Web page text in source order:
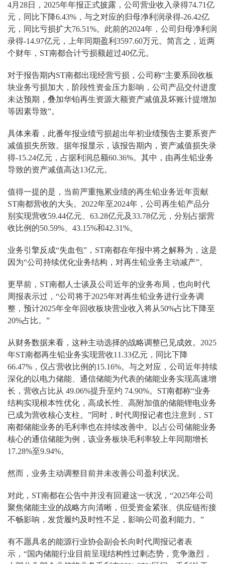
4月28日，2025年年报正式披露，公司营业收入录得74.71亿
元，同比下降6.43%，与之对应的归母净利润录得-26.42亿
元，同比亏损扩大76.51%。此前的2024年，公司归母净利润
录得-14.97亿元，上年同期盈利3597.60万元。简言之，近两
个财年，ST南都合计亏损额超过40亿元。
对于报告期内ST南都出现经营亏损，公司称“主要系回收板
块业务亏损加大，阶段性资金压力影响，公司产品交付进度
未达预期，叠加华铂再生资源大额资产减值及坏账计提增加
等因素导致”。
具体来看，此番年报业绩亏损超出年初业绩预告主要系资产
减值损失所致。据年报显示，该报告期内，资产减值损失录
得-15.24亿元，占据利润总额60.36%。其中，由再生铅业务
导致的资产减值高达13亿元。
值得一提的是，当前严重拖累业绩的再生铅业务近年贡献
ST南都营收的大头。2022年至2024年，公司再生铅产品分
别实现营收59.44亿元、63.28亿元及33.78亿元，分别占据营
收比例的50.59%、43.15%和42.31%。
业务引擎反成“失血包”，ST南都在年报中将之解释为，这是
因为“公司持续优化业务结构，对再生铅业务主动减产”。
更早前，ST南都人士谈及公司近年的业务布局，也向时代
周报表示过，“公司将于2025年对再生铅业务进行业务调
整，预计2025年全年回收板块营业收入将从50%占比下降至
20%占比。”
从财务数据来看，这种主动选择的战略调整已见成效。2025
年ST南都再生铅业务实现营收11.33亿元，同比下降
66.47%，仅占营收比例的15.16%。与之对应，公司近年持续
深化的以电力储能、通信储能为代表的储能业务实现高速增
长，营收占比从 49.06%提升至约 74.90%。ST南都称“业务
结构实现根本性优化，高成长性、高附加值的储能锂电业务
已成为营收核心支柱。”同时，时代周报记者也注意到，ST
南都储能业务的毛利率也在持续改善中。以占公司储能业务
核心的通信储能为例，该业务板块毛利率较上年同期增长
17.28%至9.94%。
然而，业务主动调整目前并未改善公司盈利状况。
对此，ST南都在公告中并没有回避这一状况，“2025年公司
聚焦储能主业的战略方向清晰，但受资金紧张、供应链衔接
不畅影响，发货履约及时性不足，影响公司盈利能力。”
有不愿具名的能源行业协会副会长向时代周报记者表
示，“国内储能行业目前呈现结构性过剩态势，竞争激烈，